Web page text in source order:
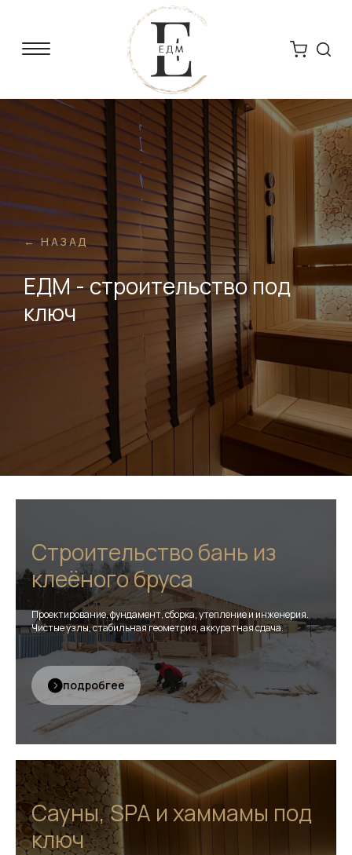
← НАЗАД
ЕДМ - строительство под
ключ
Строительство бань из
клеёного бруса
Проектирование, фундамент, сборка, утепление и инженерия.
Чистые узлы, стабильная геометрия, аккуратная сдача.
подробгее
Сауны, SPA и хаммамы под
ключ